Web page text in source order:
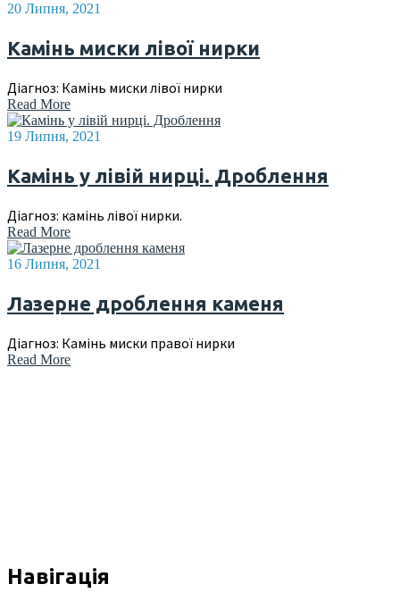
20 Липня, 2021
Камінь миски лівої нирки
Діагноз: Камінь миски лівої нирки
Read More
19 Липня, 2021
Камінь у лівій нирці. Дроблення
Діагноз: камінь лівої нирки.
Read More
16 Липня, 2021
Лазерне дроблення каменя
Діагноз: Камінь миски правої нирки
Read More
Навігація